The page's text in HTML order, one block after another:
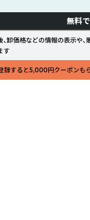
無料
、卸価格などの情報の表示や
す
登録すると5,000円クーポンも